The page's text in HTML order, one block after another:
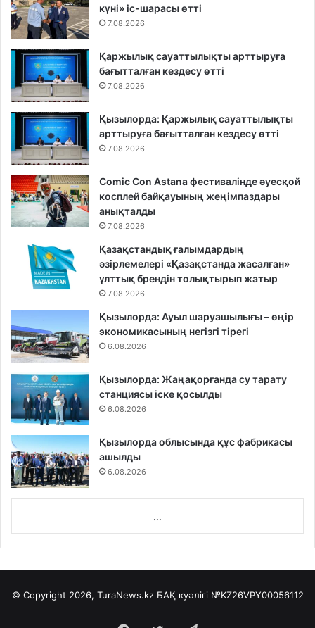
күні» іс-шарасы өтті
7.08.2026
Қаржылық сауаттылықты арттыруға
бағытталған кездесу өтті
7.08.2026
Қызылорда: Қаржылық сауаттылықты
арттыруға бағытталған кездесу өтті
7.08.2026
Comic Con Astana фестивалінде әуесқой
косплей байқауының жеңімпаздары
анықталды
7.08.2026
Қазақстандық ғалымдардың
әзірлемелері «Қазақстанда жасалған»
ұлттық брендін толықтырып жатыр
7.08.2026
Қызылорда: Ауыл шаруашылығы – өңір
экономикасының негізгі тірегі
6.08.2026
Қызылорда: Жаңақорғанда су тарату
станциясы іске қосылды
6.08.2026
Қызылорда облысында құс фабрикасы
ашылды
6.08.2026
...
© Copyright 2026, TuraNews.kz БАҚ куәлігі №KZ26VPY00056112